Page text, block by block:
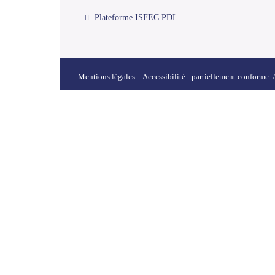
Plateforme ISFEC PDL
Mentions légales – Accessibilité : partiellement conforme